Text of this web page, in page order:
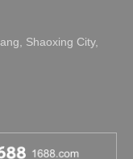
Shaoxing City,